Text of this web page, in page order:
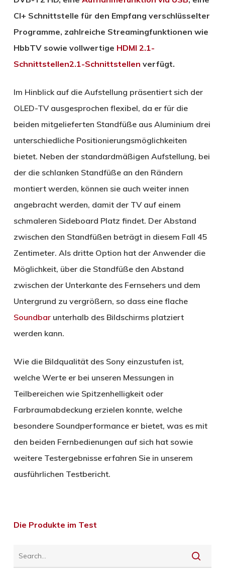
CI+ Schnittstelle für den Empfang verschlüsselter
Programme, zahlreiche Streamingfunktionen wie
HbbTV sowie vollwertige HDMI 2.1-
Schnittstellen2.1-Schnittstellen verfügt.
Im Hinblick auf die Aufstellung präsentiert sich der
OLED-TV ausgesprochen flexibel, da er für die
beiden mitgelieferten Standfüße aus Aluminium drei
unterschiedliche Positionierungsmöglichkeiten
bietet. Neben der standardmäßigen Aufstellung, bei
der die schlanken Standfüße an den Rändern
montiert werden, können sie auch weiter innen
angebracht werden, damit der TV auf einem
schmaleren Sideboard Platz findet. Der Abstand
zwischen den Standfüßen beträgt in diesem Fall 45
Zentimeter. Als dritte Option hat der Anwender die
Möglichkeit, über die Standfüße den Abstand
zwischen der Unterkante des Fernsehers und dem
Untergrund zu vergrößern, so dass eine flache
Soundbarunterhalb des Bildschirms platziert
werden kann.
Wie die Bildqualität des Sony einzustufen ist,
welche Werte er bei unseren Messungen in
Teilbereichen wie Spitzenhelligkeit oder
Farbraumabdeckung erzielen konnte, welche
besondere Soundperformance er bietet, was es mit
den beiden Fernbedienungen auf sich hat sowie
weitere Testergebnisse erfahren Sie in unserem
ausführlichen Testbericht.
Die Produkte im Test